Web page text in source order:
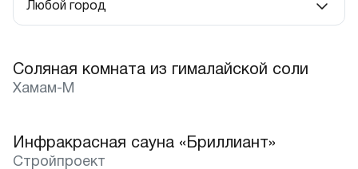
Недорогие
Любой город
Москва
Истра
Соляная комната из гималайской соли
Хамам-М
Инфракрасная сауна «Бриллиант»
Стройпроект